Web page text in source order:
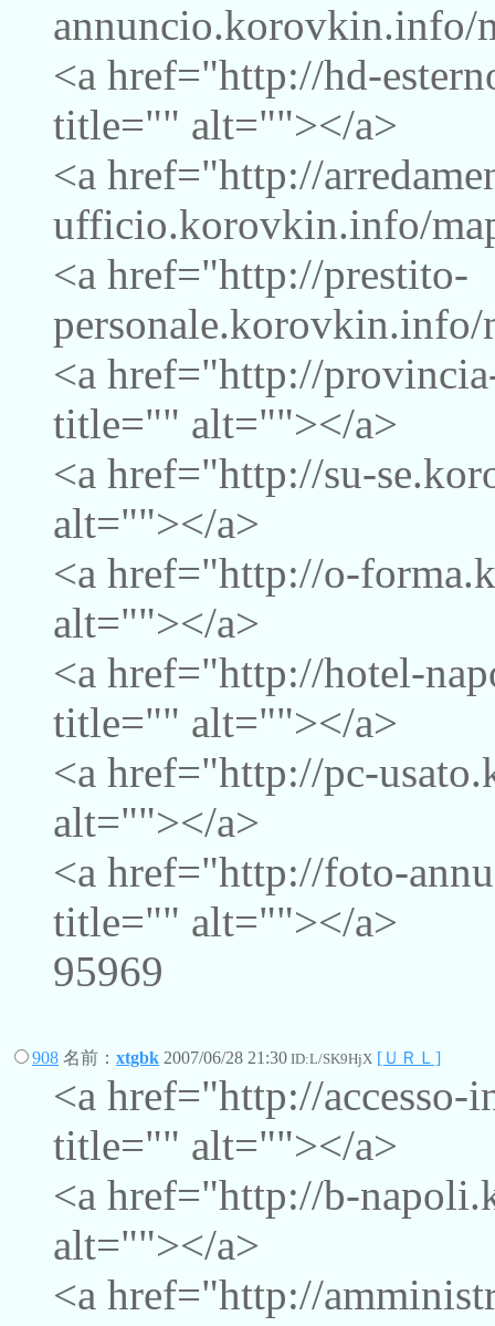
<a href="http://hd-
title="" alt=""></a>
<a href="http://
ufficio.korovkin.info/
<a href="http://prestito-
<a href="http://
title="" alt=""></a>
<a href="http://su-
alt=""></a>
<a href="http://o-
alt=""></a>
<a href="http://hotel-
title="" alt=""></a>
<a href="http://pc-
alt=""></a>
<a href="http://foto-
title="" alt=""></a>
95969
908 名前： xtgbk 2007/06/28 21:30 ID:L/SK9HjX [ＵＲＬ]
<a href="http://
title="" alt=""></a>
<a href="http://b-
alt=""></a>
<a href="http://